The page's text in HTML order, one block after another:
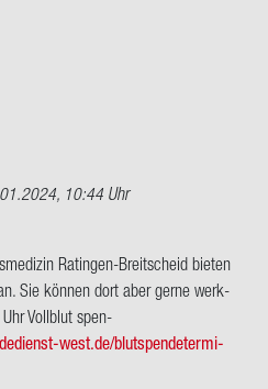
10:44 Uhr
Ratingen-​Breitscheid bie­ten
Sie kön­nen dort aber gerne werk­
Voll­blut spen­
​west.de/blut­spen­de­ter­mi­